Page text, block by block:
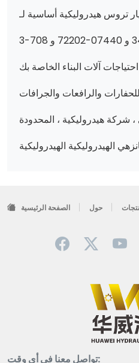
الصفحة الرئيسية حول
تواصل معنا في أي وقت: